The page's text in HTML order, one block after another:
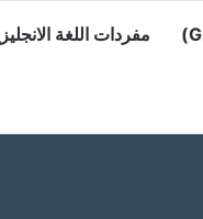
مفردات اللغة